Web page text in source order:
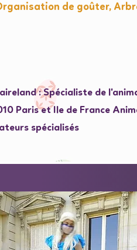
de goûter,
: Spécialiste de
Paris et Ile de France
spécialisés